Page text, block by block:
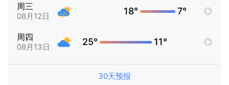
周三
08月12日 18° 7°
周四
08月13日 25° 11°
30天预报